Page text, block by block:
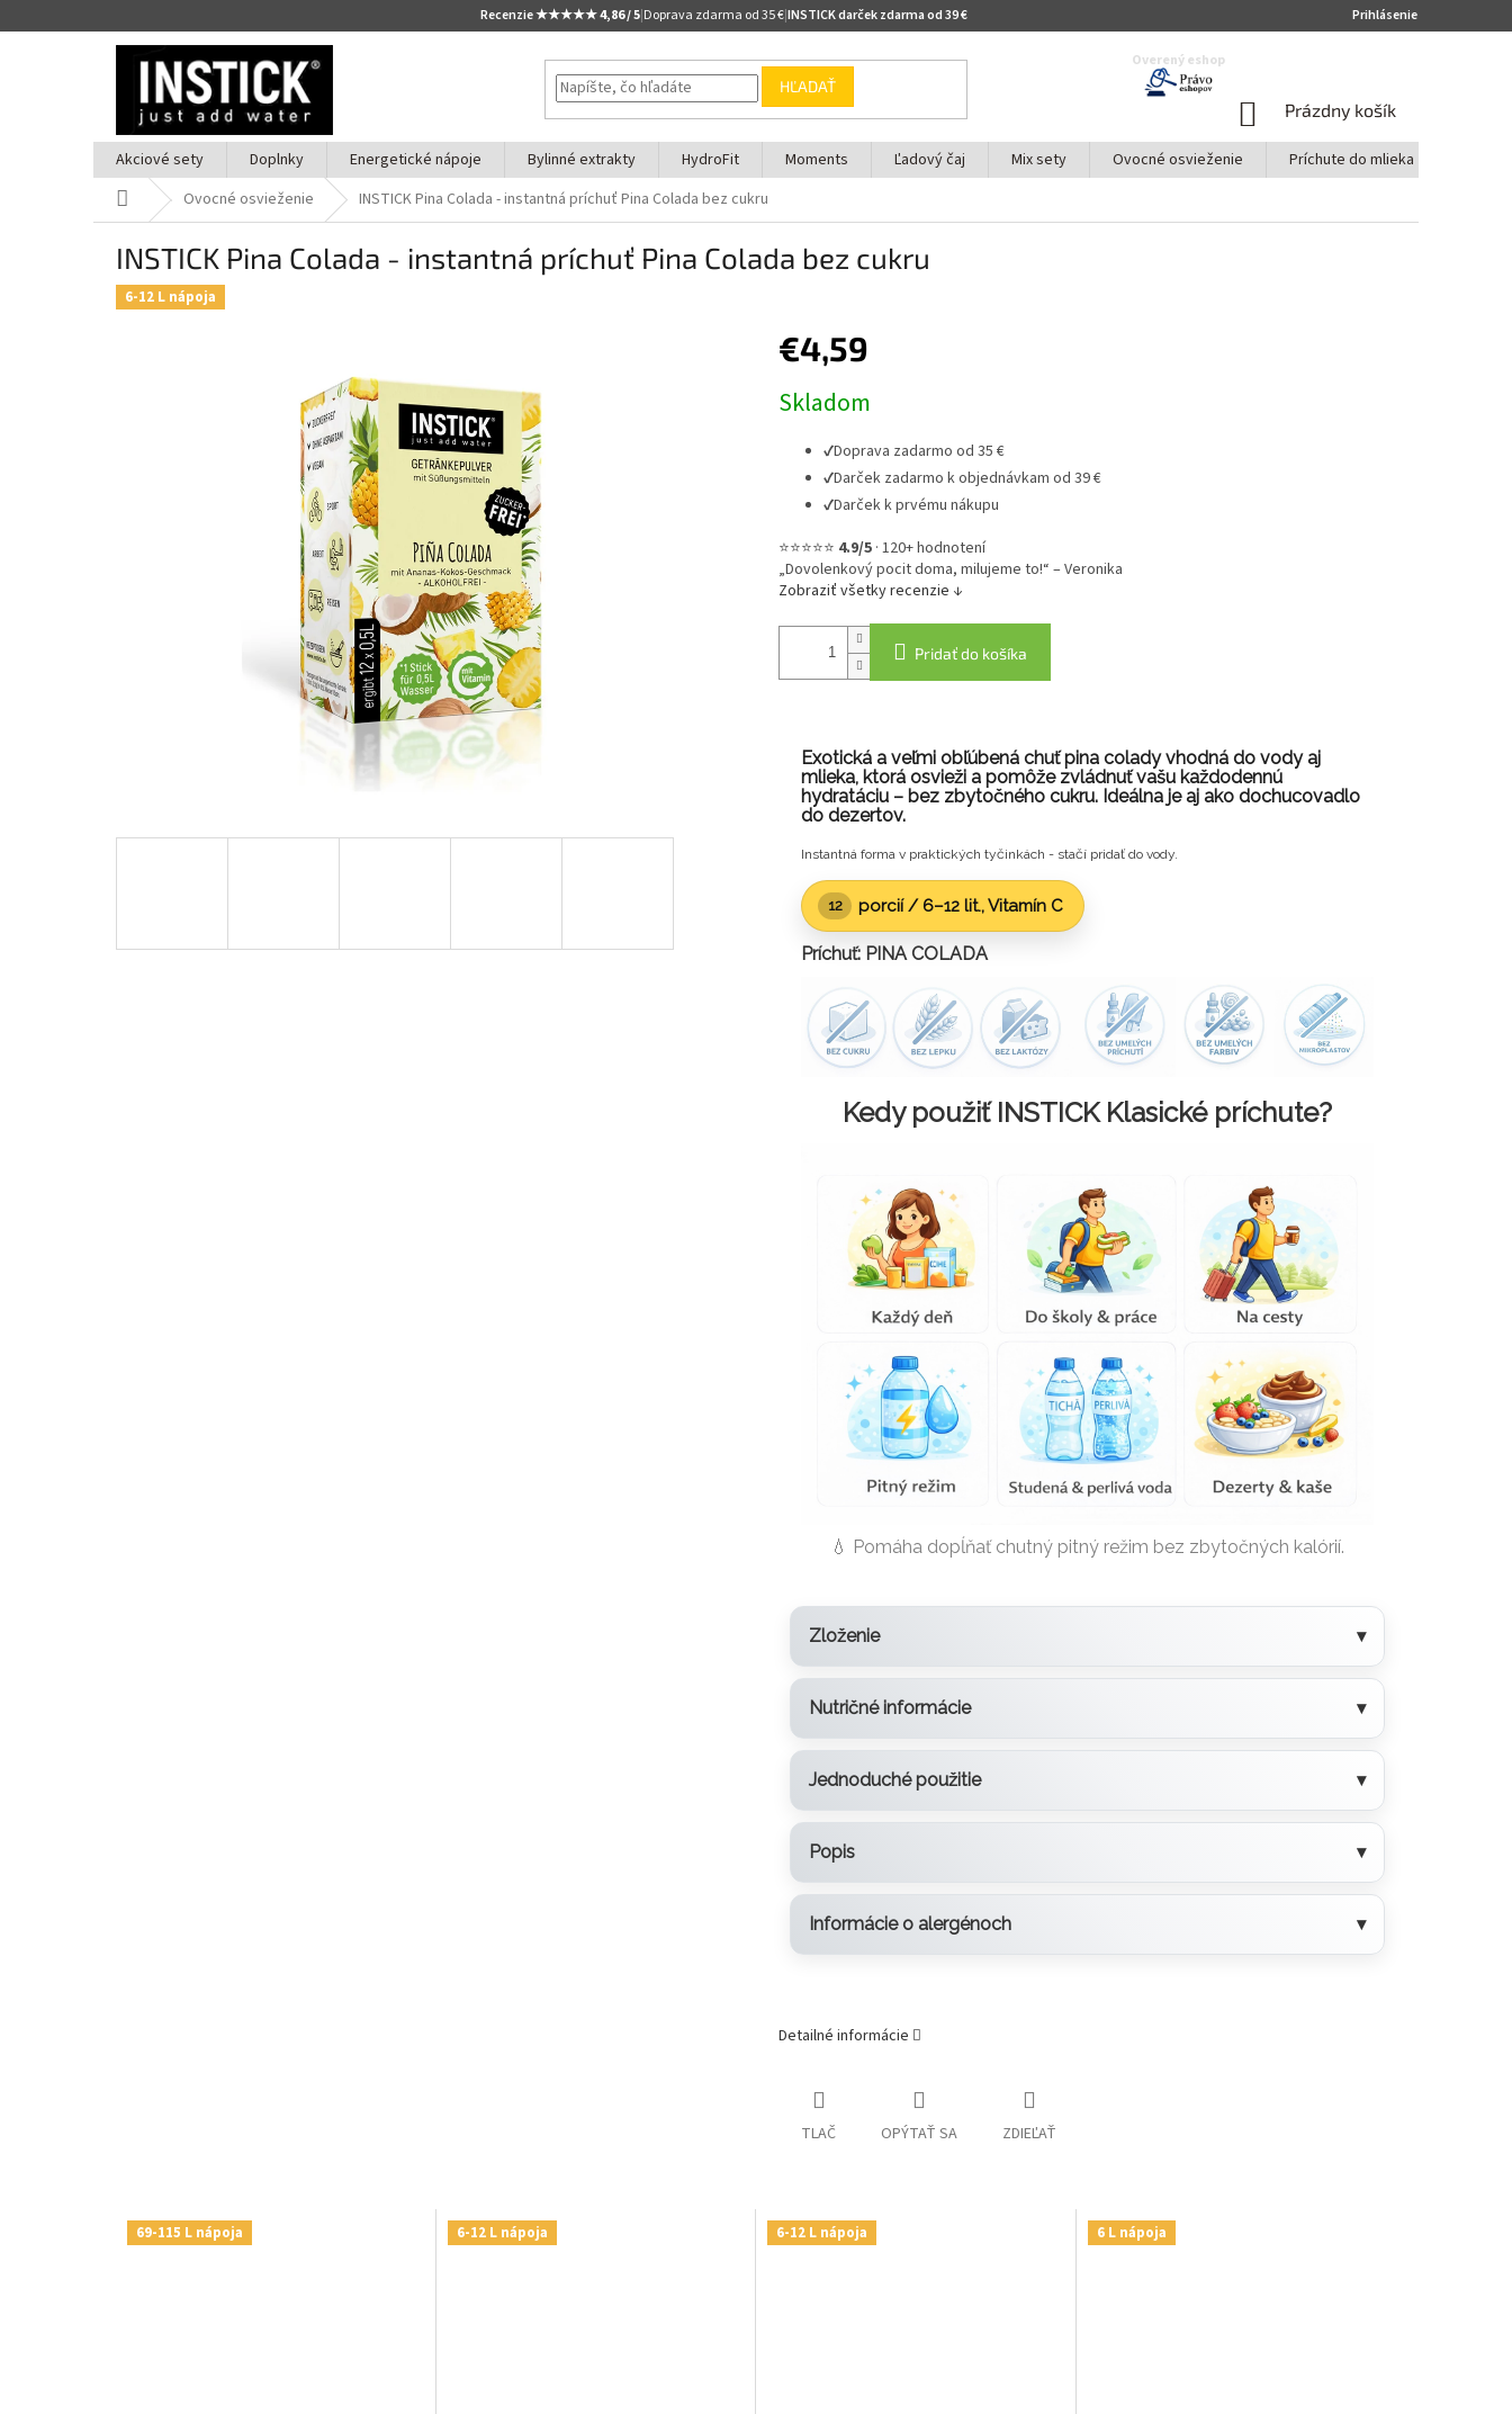
Recenzie ★★★★★4,86 / 5|Doprava zdarma od 35 €|INSTICK darček zdarma od 39 € Prihlásenie
HĽADAŤ
Overený eshop
NÁKUPNÝ
Prázdny košík
Akciové sety Doplnky Energetické nápoje Bylinné extrakty HydroFit Moments Ľadový čaj Mix sety Ovocné osvieženie Príchute do mlieka
Domov Ovocné osvieženie INSTICK Pina Colada - instantná príchuť Pina Colada bez cukru
INSTICK Pina Colada - instantná príchuť Pina Colada bez cukru
6-12 L nápoja
€4,59
cena:
Skladom
✔Doprava zadarmo od 35 €
✔Darček zadarmo k objednávkam od 39 €
✔Darček k prvému nákupu
⭐⭐⭐⭐⭐ 4.9/5 · 120+ hodnotení
„Dovolenkový pocit doma, milujeme to!“ – Veronika
Zobraziť všetky recenzie ↓
Pridať do košíka
Exotická a veľmi obľúbená chuť pina colady vhodná do vody aj
mlieka, ktorá osvieži a pomôže zvládnuť vašu každodennú
hydratáciu – bez zbytočného cukru. Ideálna je aj ako dochucovadlo
do dezertov.
Instantná forma v praktických tyčinkách - stačí pridať do vody.
12 porcií / 6–12 lit., Vitamín C
Príchuť: PINA COLADA
Kedy použiť INSTICK Klasické príchute?
💧 Pomáha dopĺňať chutný pitný režim bez zbytočných kalórií.
Zloženie
Nutričné informácie
Jednoduché použitie
Popis
Informácie o alergénoch
Detailné informácie
TLAČ OPÝTAŤ SA ZDIEĽAŤ
69-115 L nápoja 6-12 L nápoja 6-12 L nápoja 6 L nápoja